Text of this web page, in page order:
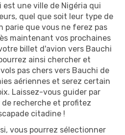
est une ville de Nigéria qui
quel que soit leur type de
parie que vous ne ferez pas
maintenant vos prochaines
billet d'avion vers Bauchi
ainsi chercher et
pas chers vers Bauchi de
aériennes et serez certain
Laissez-vous guider par
recherche et profitez
citadine !
vous pourrez sélectionner